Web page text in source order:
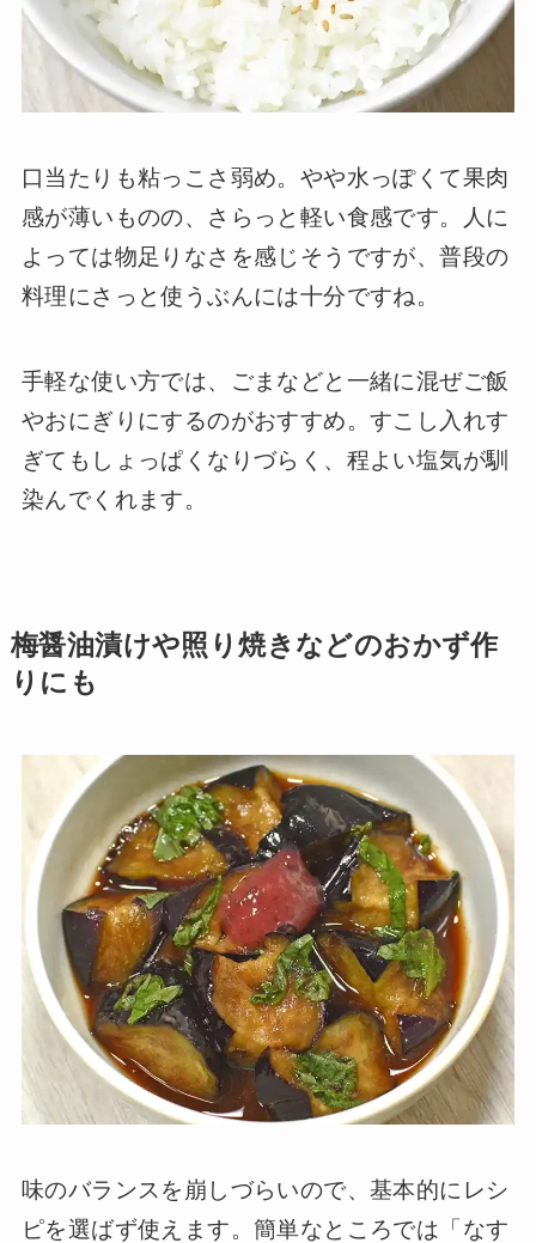
口当たりも粘っこさ弱め。やや水っぽくて果肉
感が薄いものの、さらっと軽い食感です。人に
よっては物足りなさを感じそうですが、普段の
料理にさっと使うぶんには十分ですね。
手軽な使い方では、ごまなどと一緒に混ぜご飯
やおにぎりにするのがおすすめ。すこし入れす
ぎてもしょっぱくなりづらく、程よい塩気が馴
染んでくれます。
梅醤油漬けや照り焼きなどのおかず作
りにも
味のバランスを崩しづらいので、基本的にレシ
ピを選ばず使えます。簡単なところでは「なす